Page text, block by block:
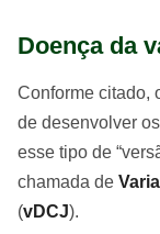
Doença da
Conforme citado,
de desenvolver os
esse tipo de
chamada de
(vDCJ).